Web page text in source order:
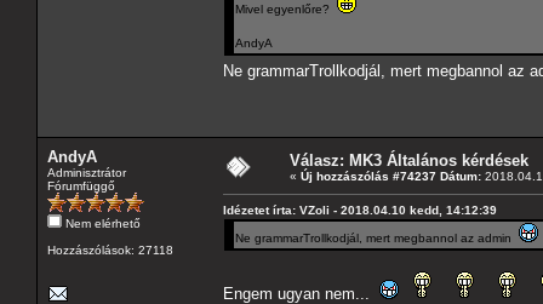
Mivel egyenlőre?
AndyA
Ne grammarTrollkodjál, mert megbannol az
AndyA
Adminisztrátor
Fórumfüggő
Nem elérhető
Hozzászólások: 27118
Válasz: MK3 Általános kérdések
« Új hozzászólás #74237 Dátum:
Idézetet írta: VZoli - 2018.04.10 kedd, 14:12:39
Ne grammarTrollkodjál, mert megbannol az admin
Engem ugyan nem...